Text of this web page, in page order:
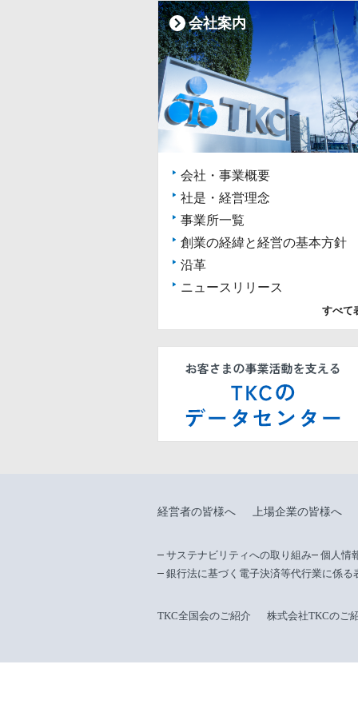
会社案内
会社・事業概要
社是・経営理念
事業所一覧
創業の経緯と経営の基本方針
沿革
ニュースリリース
すべて
経営者の皆様へ 上場企業の皆様へ
サステナビリティへの取り組み
個人情
銀行法に基づく電子決済等代行業に係る
TKC全国会のご紹介 株式会社TKCのご